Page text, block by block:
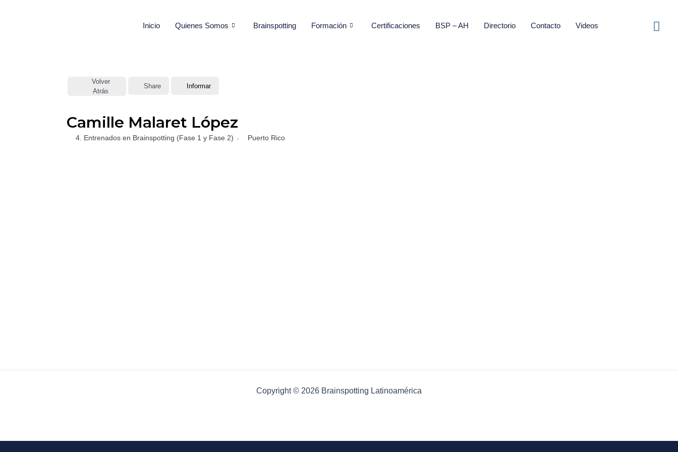
Inicio Quienes Somos Brainspotting Formación Certificaciones BSP – AH Directorio Contacto Videos
Volver
Atrás
Share Informar
Camille Malaret López
4. Entrenados en Brainspotting (Fase 1 y Fase 2) Puerto Rico
Copyright © 2026 Brainspotting Latinoamérica